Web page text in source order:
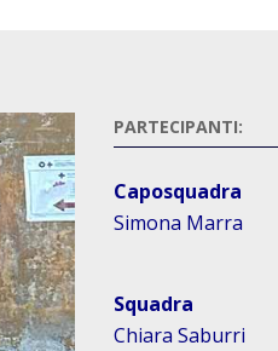
PARTECIPANTI:
Caposquadra
Simona Marra
Squadra
Chiara Saburri